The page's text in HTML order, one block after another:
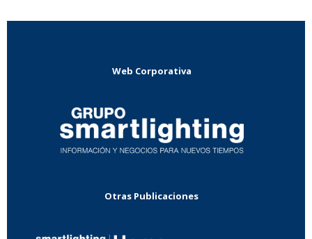
Web Corporativa
Otras Publicaciones